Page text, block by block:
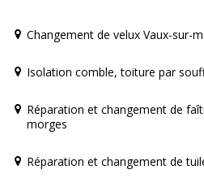
Changement de velux Vaux-sur-
Isolation comble, toiture par
Réparation et changement de
morges
Réparation et changement de